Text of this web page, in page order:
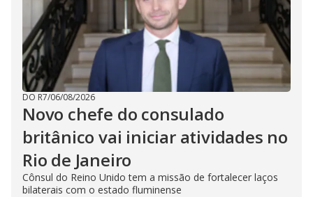
DO R7/06/08/2026
Novo chefe do consulado
britânico vai iniciar atividades no
Rio de Janeiro
Cônsul do Reino Unido tem a missão de fortalecer laços
bilaterais com o estado fluminense